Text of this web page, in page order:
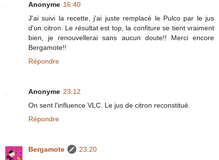
Anonyme 16:40
J'ai suivi la recette, j'ai juste remplacé le Pulco par le jus
d'un citron. Le résultat est top, la confiture se tient vraiment
bien, je renouvellerai sans aucun doute!! Merci encore
Bergamote!!
Répondre
Anonyme 23:12
On sent l'influence VLC. Le jus de citron reconstitué.
Répondre
Bergamote
23:20